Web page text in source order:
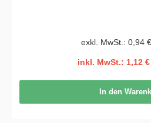
exkl. MwSt.: 0,94
inkl. MwSt.: 1,12 €
In den